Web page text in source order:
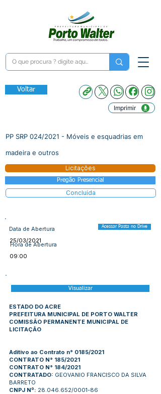
Voltar
Imprimir
PP SRP 024/2021 - Móveis e esquadrias em
madeira e outros
Licitações
Pregão Presencial
Concluída
Data de Abertura Acessar Pasta no Drive
25/03/2021
Hora de Abertura
09:00
Visualizar
ESTADO DO ACRE
PREFEITURA MUNICIPAL DE PORTO WALTER
COMISSÃO PERMANENTE MUNICIPAL DE
LICITAÇÃO
Aditivo ao Contrato n° 0185/2021
CONTRATO N° 185/2021
CONTRATO N° 184/2021
CONTRATADO: GEOVANIO FRANCISCO DA SILVA
BARRETO
CNPJ Nº: 28.046.652/0001-86